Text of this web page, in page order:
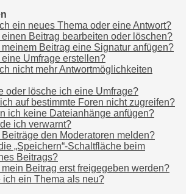
ein neues Thema oder eine Antwort?
Beitrag bearbeiten oder löschen?
Beitrag eine Signatur anfügen?
Umfrage erstellen?
nicht mehr Antwortmöglichkeiten
oder lösche ich eine Umfrage?
auf bestimmte Foren nicht zugreifen?
ich keine Dateianhänge anfügen?
ich verwarnt?
den Moderatoren melden?
„Speichern“-Schaltfläche beim
Beitrags?
Beitrag erst freigegeben werden?
ich ein Thema als neu?